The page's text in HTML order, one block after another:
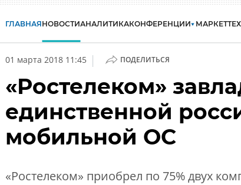
ГЛАВНАЯНОВОСТИАНАЛИТИКАКОНФЕРЕНЦИИ МАРКЕТ
01 марта 2018 11:45 | ПОДЕЛИТЬСЯ
«Ростелеком»
единственной
мобильной ОС
«Ростелеком» приобрел по 75% двух